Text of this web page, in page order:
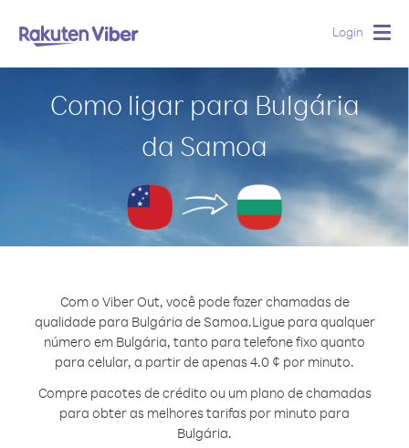
Login
Como ligar para Bulgária
da Samoa
Com o Viber Out, você pode fazer chamadas de
qualidade para Bulgária de Samoa.Ligue para qualquer
número em Bulgária, tanto para telefone fixo quanto
para celular, a partir de apenas 4.0 ¢ por minuto.
Compre pacotes de crédito ou um plano de chamadas
para obter as melhores tarifas por minuto para
Bulgária.